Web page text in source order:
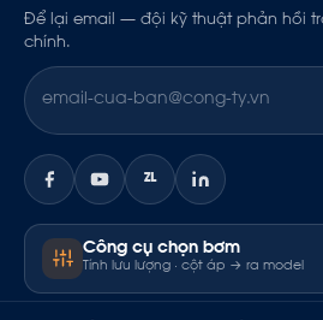
Để lại email — đội kỹ thuật phản hồi
chính.
ZL
Công cụ chọn bơm
Tính lưu lượng · cột áp → ra model